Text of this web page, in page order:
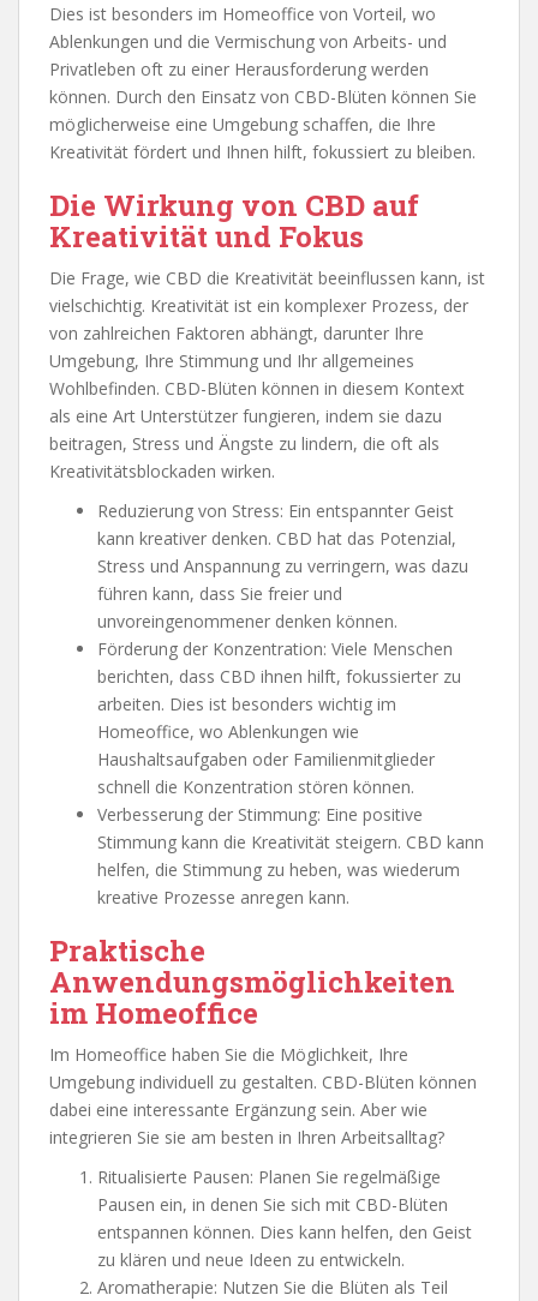
Dies ist besonders im Homeoffice von Vorteil, wo
Ablenkungen und die Vermischung von Arbeits- und
Privatleben oft zu einer Herausforderung werden
können. Durch den Einsatz von CBD-Blüten können Sie
möglicherweise eine Umgebung schaffen, die Ihre
Kreativität fördert und Ihnen hilft, fokussiert zu bleiben.
Die Wirkung von CBD auf
Kreativität und Fokus
Die Frage, wie CBD die Kreativität beeinflussen kann, ist
vielschichtig. Kreativität ist ein komplexer Prozess, der
von zahlreichen Faktoren abhängt, darunter Ihre
Umgebung, Ihre Stimmung und Ihr allgemeines
Wohlbefinden. CBD-Blüten können in diesem Kontext
als eine Art Unterstützer fungieren, indem sie dazu
beitragen, Stress und Ängste zu lindern, die oft als
Kreativitätsblockaden wirken.
Reduzierung von Stress: Ein entspannter Geist
kann kreativer denken. CBD hat das Potenzial,
Stress und Anspannung zu verringern, was dazu
führen kann, dass Sie freier und
unvoreingenommener denken können.
Förderung der Konzentration: Viele Menschen
berichten, dass CBD ihnen hilft, fokussierter zu
arbeiten. Dies ist besonders wichtig im
Homeoffice, wo Ablenkungen wie
Haushaltsaufgaben oder Familienmitglieder
schnell die Konzentration stören können.
Verbesserung der Stimmung: Eine positive
Stimmung kann die Kreativität steigern. CBD kann
helfen, die Stimmung zu heben, was wiederum
kreative Prozesse anregen kann.
Praktische
Anwendungsmöglichkeiten
im Homeoffice
Im Homeoffice haben Sie die Möglichkeit, Ihre
Umgebung individuell zu gestalten. CBD-Blüten können
dabei eine interessante Ergänzung sein. Aber wie
integrieren Sie sie am besten in Ihren Arbeitsalltag?
Ritualisierte Pausen: Planen Sie regelmäßige
Pausen ein, in denen Sie sich mit CBD-Blüten
entspannen können. Dies kann helfen, den Geist
zu klären und neue Ideen zu entwickeln.
Aromatherapie: Nutzen Sie die Blüten als Teil